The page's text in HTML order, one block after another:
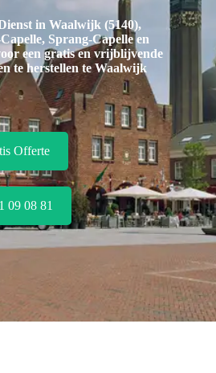
in Waalwijk (5140),
Sprang-Capelle en
een gratis en vrijblijvende
te herstellen te Waalwijk
Offerte
09 08 81